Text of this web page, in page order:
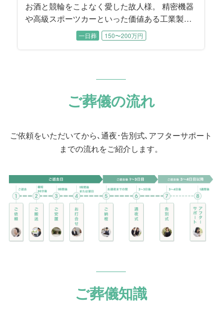
お酒と競輪をこよなく愛した故人様。 精密機器
や高級スポーツカーといった価値ある工業製品
を輸送する際に「梱包」する工業包装技能士と
して生涯活躍。 数年前まで現役でお仕事を続け
人様は国内で14人目に資格を取得された、まさ
に梱包のプロフェッショナルでした。
一日葬 150〜200万円
ご葬儀の流れ
ご依頼をいただいてから､通夜･告別式､アフターサポート
までの流れをご紹介します。
ご葬儀知識